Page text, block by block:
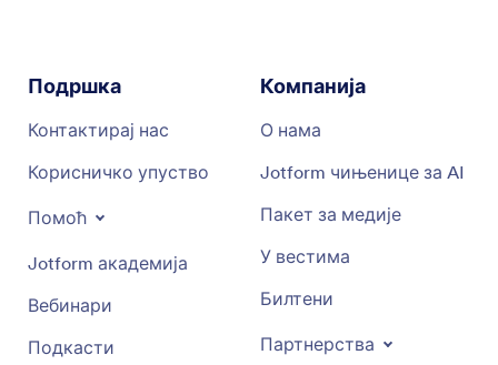
Подршка
Контактирај нас
Корисничко упуство
Помоћ
Jotform академија
Вебинари
Подкасти
Компанија
О нама
Jotform чињенице за AI
Пакет за медије
У вестима
Билтени
Партнерства